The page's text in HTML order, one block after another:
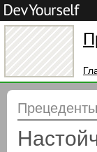
Прецеденты